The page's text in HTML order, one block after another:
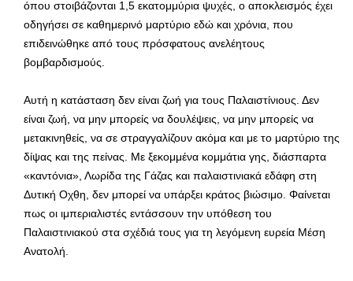
όπου στοιβάζονται 1,5 εκατομμύρια ψυχές, ο αποκλεισμός έχει
οδηγήσει σε καθημερινό μαρτύριο εδώ και χρόνια, που
επιδεινώθηκε από τους πρόσφατους ανελέητους
βομβαρδισμούς.
Αυτή η κατάσταση δεν είναι ζωή για τους Παλαιστίνιους. Δεν
είναι ζωή, να μην μπορείς να δουλέψεις, να μην μπορείς να
μετακινηθείς, να σε στραγγαλίζουν ακόμα και με το μαρτύριο της
δίψας και της πείνας. Με ξεκομμένα κομμάτια γης, διάσπαρτα
«καντόνια», Λωρίδα της Γάζας και παλαιστινιακά εδάφη στη
Δυτική Οχθη, δεν μπορεί να υπάρξει κράτος βιώσιμο. Φαίνεται
πως οι ιμπεριαλιστές εντάσσουν την υπόθεση του
Παλαιστινιακού στα σχέδιά τους για τη λεγόμενη ευρεία Μέση
Ανατολή.